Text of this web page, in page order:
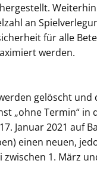
an
für alle
werden.
gelöscht und
„ohne Termin“ in
Januar 2021 auf
einen neuen,
1. März